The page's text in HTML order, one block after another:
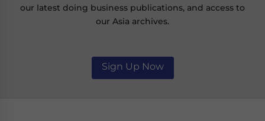
our latest doing business publications, and access to
our Asia archives.
Sign Up Now